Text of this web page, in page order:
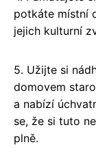
potkáte místní
jejich kulturní
5. Užijte si
domovem
a nabízí
se, že si tuto
plně.